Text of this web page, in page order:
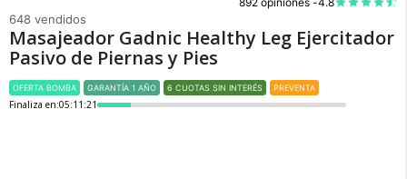
648 vendidos
Masajeador Gadnic Healthy Leg Ejercitador
Pasivo de Piernas y Pies
OFERTA BOMBA GARANTÍA 1 AÑO 6 CUOTAS SIN INTERÉS PREVENTA
Finaliza en:05:11:21